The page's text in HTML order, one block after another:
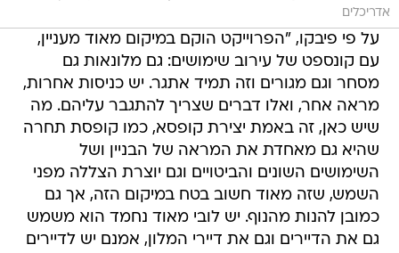
אדריכלים
על פי פיבקו, "הפרוייקט הוקם במיקום מאוד מעניין,
עם קונספט של עירוב שימושים: גם מלונאות גם
מסחר וגם מגורים וזה תמיד אתגר. יש כניסות אחרות,
מראה אחר, ואלו דברים שצריך להתגבר עליהם. מה
שיש כאן, זה באמת יצירת קופסא, כמו קופסת תחרה
שהיא גם מאחדת את המראה של הבניין ושל
השימושים השונים והביטויים וגם יוצרת הצללה מפני
השמש, שזה מאוד חשוב בטח במיקום הזה, אך גם
כמובן להנות מהנוף. יש לובי מאוד נחמד הוא משמש
גם את הדיירים וגם את דיירי המלון, אמנם יש לדיירים